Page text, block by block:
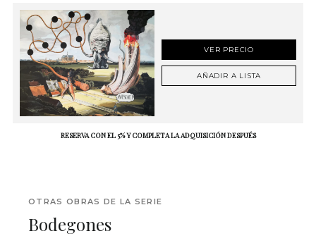
VER PRECIO
AÑADIR A LISTA
RESERVA CON EL 5% Y COMPLETA LA ADQUISICIÓN DESPUÉS
OTRAS OBRAS DE LA SERIE
Bodegones